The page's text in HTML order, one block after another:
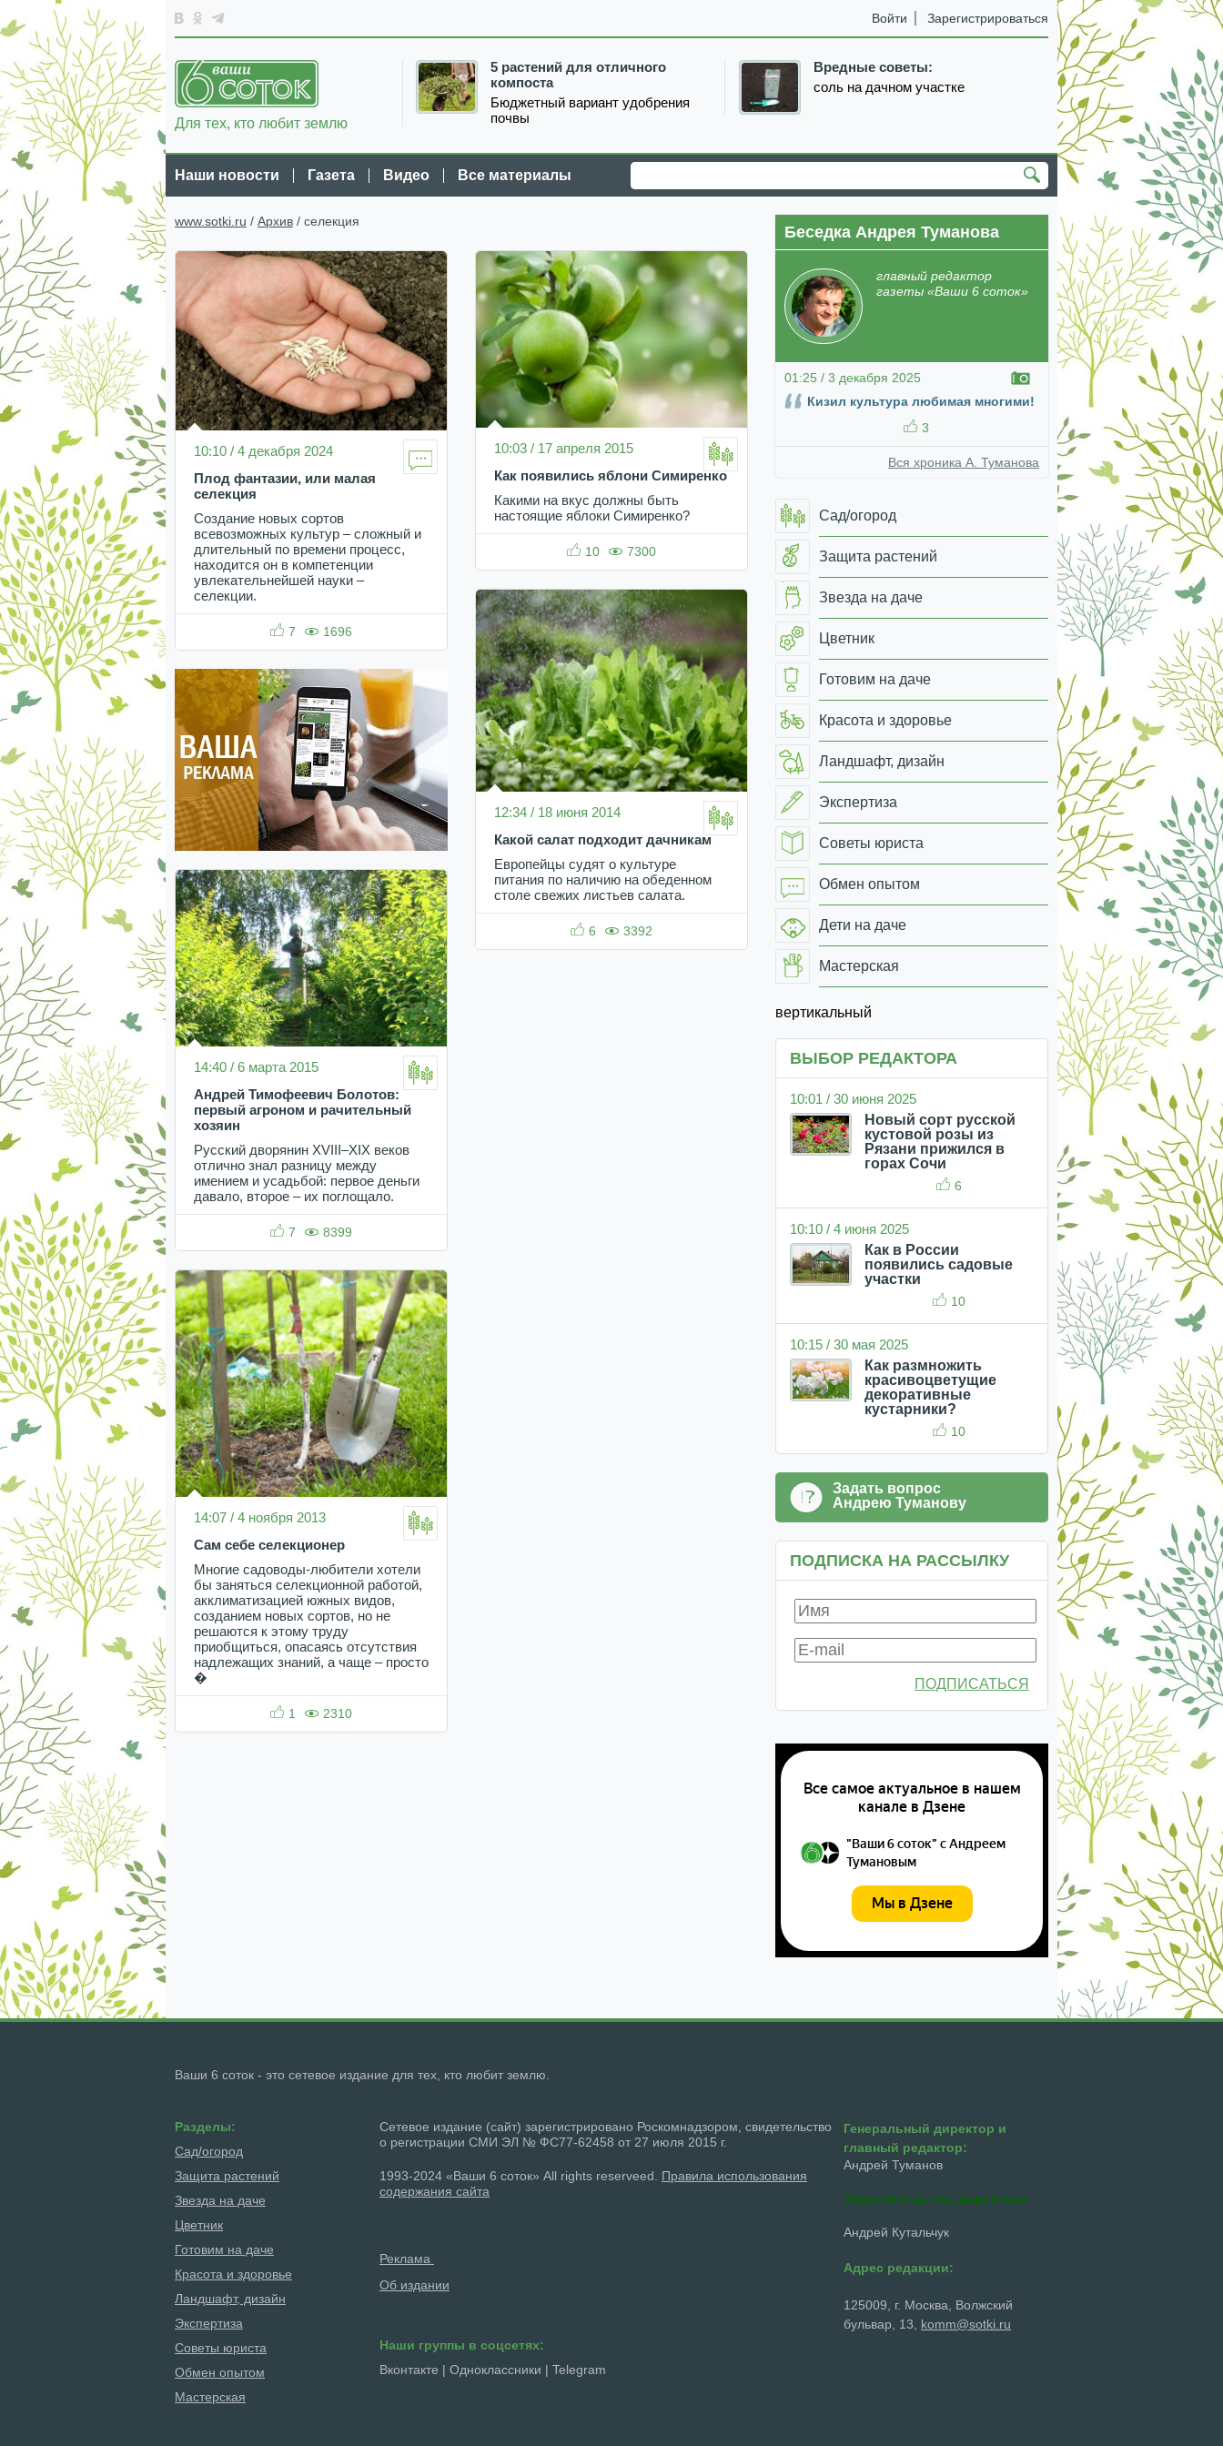
Войти Зарегистрироваться
5 растений для отличного
компоста
Бюджетный вариант удобрения
почвы
Вредные советы:
соль на дачном участке
Для тех, кто любит землю
Наши новости Газета Видео Все материалы
www.sotki.ru / Архив / селекция
10:10 / 4 декабря 2024
Плод фантазии, или малая
селекция
Создание новых сортов
всевозможных культур – сложный и
длительный по времени процесс,
находится он в компетенции
увлекательнейшей науки –
селекции.
7 1696
14:40 / 6 марта 2015
Андрей Тимофеевич Болотов:
первый агроном и рачительный
хозяин
Русский дворянин XVIII–XIX веков
отлично знал разницу между
имением и усадьбой: первое деньги
давало, второе – их поглощало.
7 8399
14:07 / 4 ноября 2013
Сам себе селекционер
Многие садоводы-любители хотели
бы заняться селекционной работой,
акклиматизацией южных видов,
созданием новых сортов, но не
решаются к этому труду
приобщиться, опасаясь отсутствия
надлежащих знаний, а чаще – просто
�
1 2310
10:03 / 17 апреля 2015
Как появились яблони Симиренко
Какими на вкус должны быть
настоящие яблоки Симиренко?
10 7300
12:34 / 18 июня 2014
Какой салат подходит дачникам
Европейцы судят о культуре
питания по наличию на обеденном
столе свежих листьев салата.
6 3392
Беседка Андрея Туманова
главный редактор
газеты «Ваши 6 соток»
01:25 / 3 декабря 2025
Кизил культура любимая многими!
3
Вся хроника А. Туманова
Сад/огород
Защита растений
Звезда на даче
Цветник
Готовим на даче
Красота и здоровье
Ландшафт, дизайн
Экспертиза
Советы юриста
Обмен опытом
Дети на даче
Мастерская
вертикальный
ВЫБОР РЕДАКТОРА
10:01 / 30 июня 2025
Новый сорт русской
кустовой розы из
Рязани прижился в
горах Сочи
6
10:10 / 4 июня 2025
Как в России
появились садовые
участки
10
10:15 / 30 мая 2025
Как размножить
красивоцветущие
декоративные
кустарники?
10
Задать вопрос
Андрею Туманову
ПОДПИСКА НА РАССЫЛКУ
ПОДПИСАТЬСЯ
Ваши 6 соток - это сетевое издание для тех, кто любит землю.
Разделы:
Сад/огород
Защита растений
Звезда на даче
Цветник
Готовим на даче
Красота и здоровье
Ландшафт, дизайн
Экспертиза
Советы юриста
Обмен опытом
Мастерская
Сетевое издание (сайт) зарегистрировано Роскомнадзором, свидетельство
о регистрации СМИ ЭЛ № ФС77-62458 от 27 июля 2015 г.
1993-2024 «Ваши 6 соток» All rights reserveed. Правила использования
содержания сайта
Реклама
Об издании
Наши группы в соцсетях:
Вконтакте | Одноклассники | Telegram
Генеральный директор и
главный редактор:
Андрей Туманов
Заместитель ген. директора
Андрей Кутальчук
Адрес редакции:
125009, г. Москва, Волжский
бульвар, 13, komm@sotki.ru